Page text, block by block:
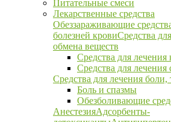
Питательные смеси
Лекарственные средства
Обеззараживающие
болезней кровиСредства
обмена веществ
Средства для лечения
Средства для лечения
Средства для лечения
Боль и спазмы
Обезболивающие
АнестезияАдсорбенты-